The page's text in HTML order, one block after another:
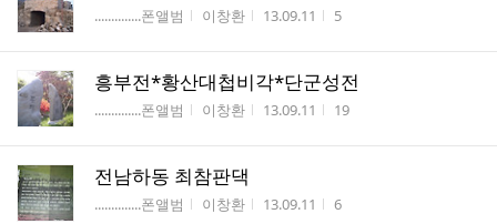
게시판명
..............폰앨범 작성자
이창환 작성시간
13.09.11 조회수
5
흥부전*황산대첩비각*단군성전
게시판명
..............폰앨범 작성자
이창환 작성시간
13.09.11 조회수
19
전남하동 최참판댁
게시판명
..............폰앨범 작성자
이창환 작성시간
13.09.11 조회수
6